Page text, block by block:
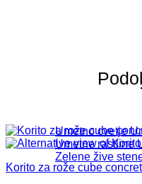
Umetno cvetje
Umetne rastline
Zelene žive
Korito za rože cube